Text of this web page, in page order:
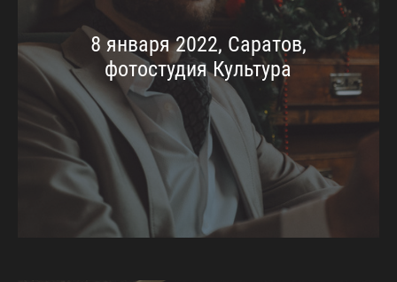
8 января 2022, Саратов,
фотостудия Культура